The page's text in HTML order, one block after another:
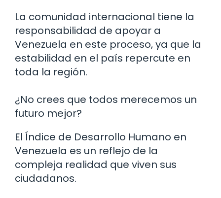
La comunidad internacional tiene la
responsabilidad de apoyar a
Venezuela en este proceso, ya que la
estabilidad en el país repercute en
toda la región.
¿No crees que todos merecemos un
futuro mejor?
El Índice de Desarrollo Humano en
Venezuela es un reflejo de la
compleja realidad que viven sus
ciudadanos.